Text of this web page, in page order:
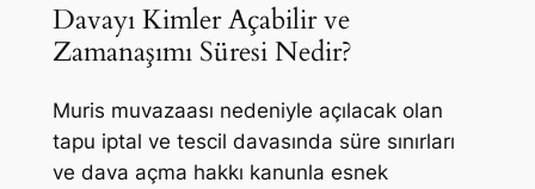
Davayı Kimler Açabilir ve
Zamanaşımı Süresi Nedir?
Muris muvazaası nedeniyle açılacak olan
tapu iptal ve tescil davasında süre sınırları
ve dava açma hakkı kanunla esnek